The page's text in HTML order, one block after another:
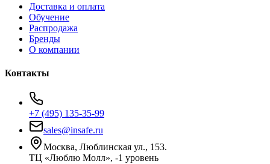
Доставка и оплата
Обучение
Распродажа
Бренды
О компании
Контакты
+7 (495) 135-35-99
sales@insafe.ru
Москва, Люблинская ул., 153.
ТЦ «Люблю Молл», -1 уровень